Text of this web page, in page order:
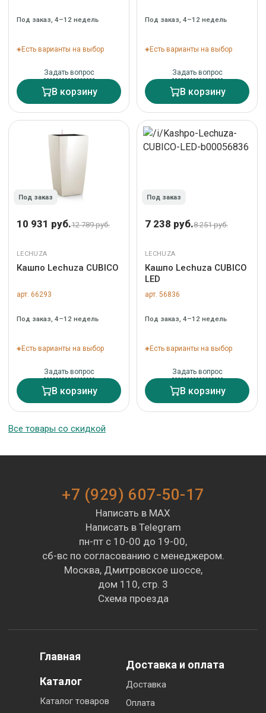
Под заказ, 4–12 недель
Есть варианты на выбор
Задать вопрос
В корзину
Под заказ, 4–12 недель
Есть варианты на выбор
Задать вопрос
В корзину
Под заказ
10 931 руб.12 789 руб.
LECHUZA
Кашпо Lechuza CUBICO
арт. 66293
Под заказ, 4–12 недель
Есть варианты на выбор
Задать вопрос
В корзину
Под заказ
7 238 руб.8 251 руб.
LECHUZA
Кашпо Lechuza CUBICO
LED
арт. 56836
Под заказ, 4–12 недель
Есть варианты на выбор
Задать вопрос
В корзину
Все товары со скидкой
+7 (929) 607-50-17
Написать в MAX
Написать в Telegram
пн-пт с 10-00 до 19-00,
сб-вс по согласованию с менеджером.
Москва, Дмитровское шоссе,
дом 110, стр. 3
Схема проезда
Главная
Каталог
Каталог товаров
Доставка и оплата
Доставка
Оплата